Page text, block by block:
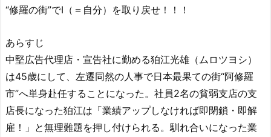
“修羅の街”でI（＝自分）を取り戻せ！！！
あらすじ
中堅広告代理店・宣告社に勤める狛江光雄（ムロツヨシ）
は45歳にして、左遷同然の人事で日本最果ての街“阿修羅
市”へ単身赴任することになった。社員2名の貧弱支店の支
店長になった狛江は「業績アップしなければ即閉鎖・即解
雇！」と無理難題を押し付けられる。馴れ合いになった業